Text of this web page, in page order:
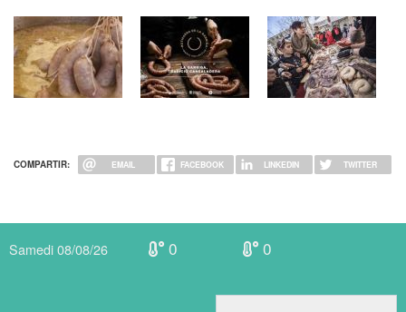
COMPARTIR: EMAIL FACEBOOK LINKEDIN TWITTER
Samedi 08/08/26 0 0